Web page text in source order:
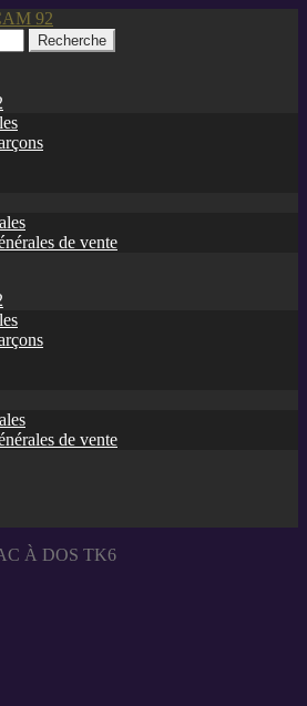
Recherche
de vente
de vente
À DOS TK6